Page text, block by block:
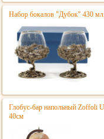
Набор бокалов "Дубок" 430
Глобус-бар напольный Zoffoli
40см